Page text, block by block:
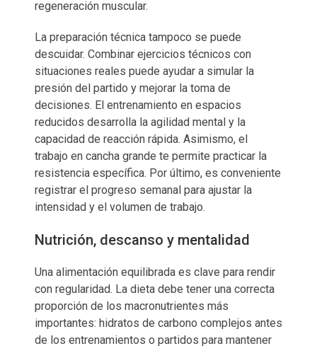
regeneración muscular.
La preparación técnica tampoco se puede
descuidar. Combinar ejercicios técnicos con
situaciones reales puede ayudar a simular la
presión del partido y mejorar la toma de
decisiones. El entrenamiento en espacios
reducidos desarrolla la agilidad mental y la
capacidad de reacción rápida. Asimismo, el
trabajo en cancha grande te permite practicar la
resistencia específica. Por último, es conveniente
registrar el progreso semanal para ajustar la
intensidad y el volumen de trabajo.
Nutrición, descanso y mentalidad
Una alimentación equilibrada es clave para rendir
con regularidad. La dieta debe tener una correcta
proporción de los macronutrientes más
importantes: hidratos de carbono complejos antes
de los entrenamientos o partidos para mantener